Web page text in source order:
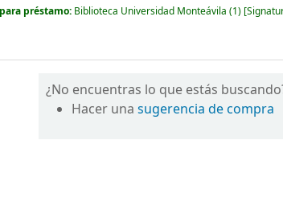
préstamo: Biblioteca Universidad Monteávila (1)
¿No encuentras lo que estás
Hacer unasugerencia de compra